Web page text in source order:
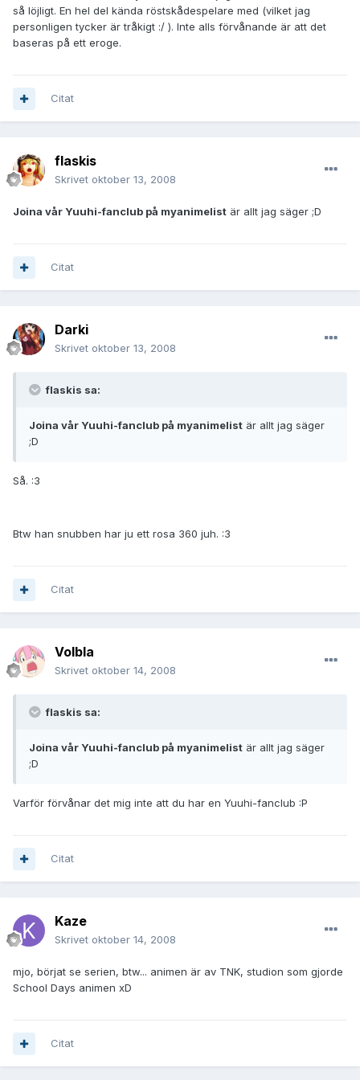
så löjligt. En hel del kända röstskådespelare med (vilket jag
personligen tycker är tråkigt :/ ). Inte alls förvånande är att det
baseras på ett eroge.
Citat
flaskis
Skrivet oktober 13, 2008
Joina vår Yuuhi-fanclub på myanimelist är allt jag säger ;D
Citat
Darki
Skrivet oktober 13, 2008
flaskis sa:
Joina vår Yuuhi-fanclub på myanimelist är allt jag säger
;D
Så. :3
Btw han snubben har ju ett rosa 360 juh. :3
Citat
Volbla
Skrivet oktober 14, 2008
flaskis sa:
Joina vår Yuuhi-fanclub på myanimelist är allt jag säger
;D
Varför förvånar det mig inte att du har en Yuuhi-fanclub :P
Citat
Kaze
Skrivet oktober 14, 2008
mjo, börjat se serien, btw... animen är av TNK, studion som gjorde
School Days animen xD
Citat